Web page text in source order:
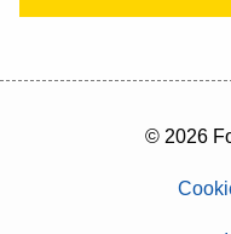
© 2026